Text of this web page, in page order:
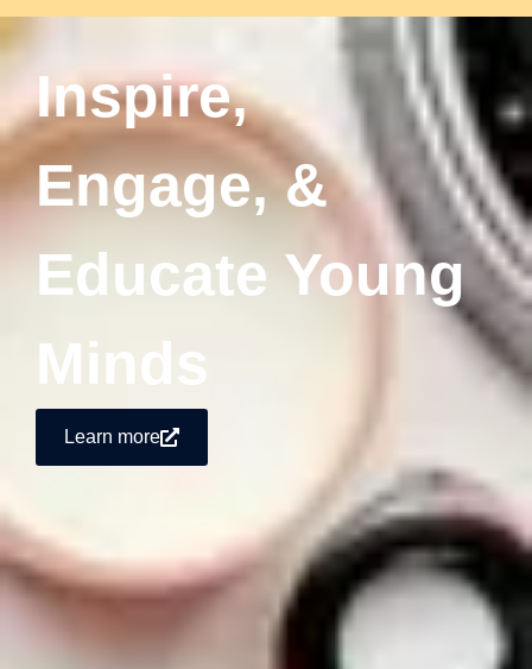
Inspire,
Engage, &
Educate Young
Minds
Learn more